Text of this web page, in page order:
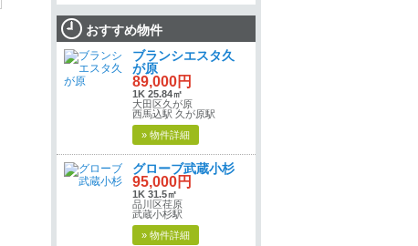
おすすめ物件
ブランシエスタ久
が原
89,000円
1K 25.84㎡
大田区久が原
西馬込駅 久が原駅
» 物件詳細
グローブ武蔵小杉
95,000円
1K 31.5㎡
品川区荏原
武蔵小杉駅
» 物件詳細